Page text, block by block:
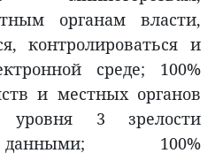
органам власти,
контролироваться и
среде; 100%
и местных органов
уровня 3 зрелости
100%